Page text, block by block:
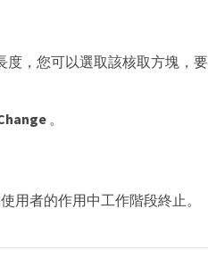
，您可以選取該核取方塊，
。
用者的作用中工作階段終止。